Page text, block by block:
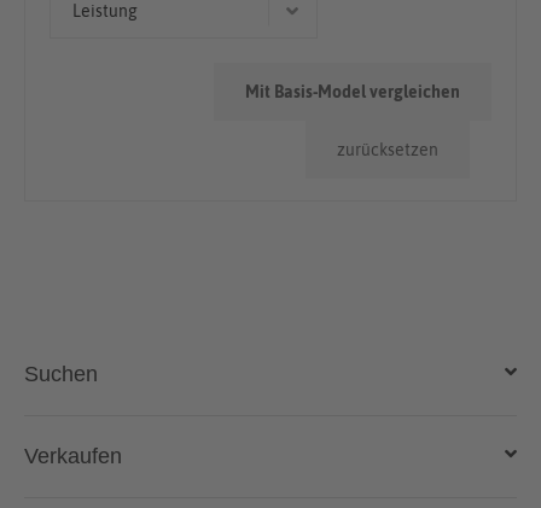
Leistung
zurücksetzen
Mit Basis-Model vergleichen
Suchen
Auto kaufen
Verkaufen